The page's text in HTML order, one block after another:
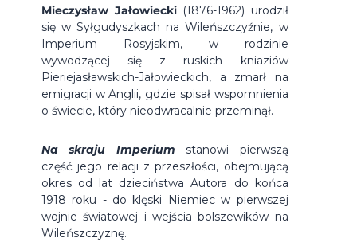
Mieczysław Jałowiecki(1876-1962) urodził
się w Syłgudyszkach na Wileńszczyźnie, w
Imperium Rosyjskim, w rodzinie
wywodzącej się z ruskich kniaziów
Pieriejasławskich-Jałowieckich, a zmarł na
emigracji w Anglii, gdzie spisał wspomnienia
o świecie, który nieodwracalnie przeminął.
Na skraju Imperium
stanowi pierwszą
część jego relacji z przeszłości, obejmującą
okres od lat dzieciństwa Autora do końca
1918 roku - do klęski Niemiec w pierwszej
wojnie światowej i wejścia bolszewików na
Wileńszczyznę.